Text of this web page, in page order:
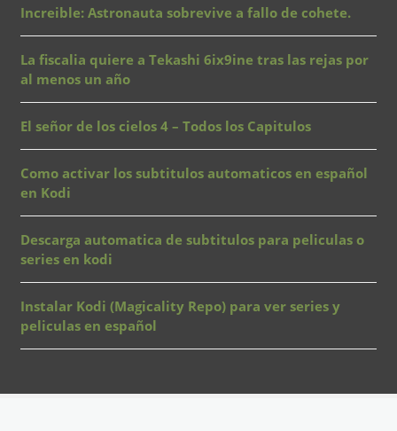
Increible: Astronauta sobrevive a fallo de cohete.
La fiscalia quiere a Tekashi 6ix9ine tras las rejas por
al menos un año
El señor de los cielos 4 – Todos los Capitulos
Como activar los subtitulos automaticos en español
en Kodi
Descarga automatica de subtitulos para peliculas o
series en kodi
Instalar Kodi (Magicality Repo) para ver series y
peliculas en español